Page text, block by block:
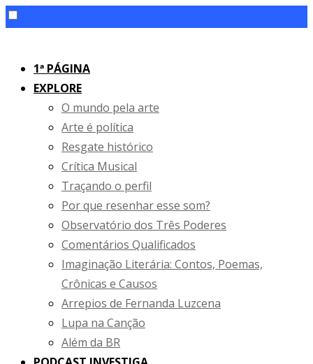
content1ª PÁGINA
EXPLORE
O mundo pela arte
Arte é política
Resgate histórico
Crítica Musical
Traçando o perfil
Por que resenhar esse som?
Observatório dos Três Poderes
Comentários Qualificados
Imaginação Literária: Contos, Poemas,
Crônicas e Causos
Arrepios de Fernanda Luzcena
Lupa na Canção
Além da BR